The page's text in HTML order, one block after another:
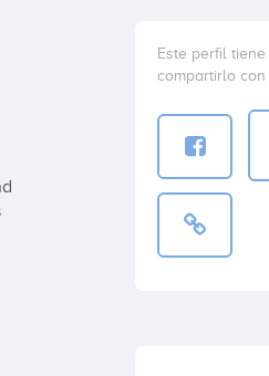
Este perfil
compartirlo con